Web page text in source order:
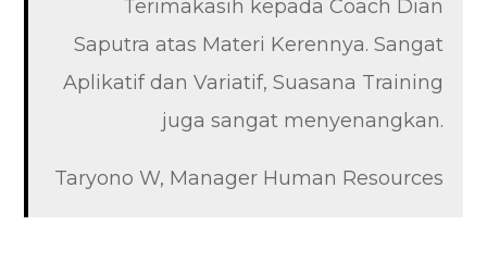
Terimakasih kepada Coach Dian
Saputra atas Materi Kerennya. Sangat
Aplikatif dan Variatif, Suasana Training
juga sangat menyenangkan.
Taryono W, Manager Human Resources